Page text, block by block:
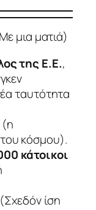
μια ματιά)
της Ε.Ε.,
ταυτότητα
κόσμου).
κάτοικοι
(Σχεδόν ίση